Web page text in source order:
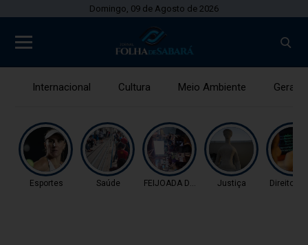
Domingo, 09 de Agosto de 2026
Internacional Cultura Meio Ambiente Gerais
Esportes Saúde FEIJOADA DA PROPAGAN
Justiça Direitos